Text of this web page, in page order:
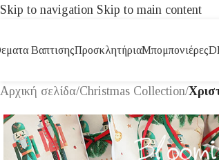
Skip to navigation Skip to main content
ΒαπτισηςΠροσκλητήριαΜπομπονιέρες
Αρχική σελίδα/Christmas Collection/